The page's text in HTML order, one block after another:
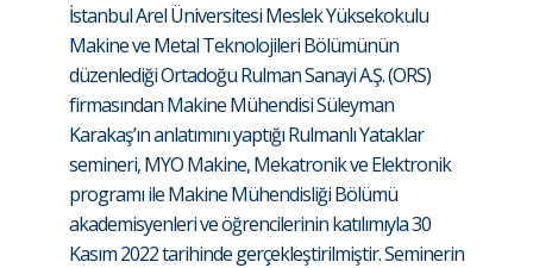
İstanbul Arel Üniversitesi Meslek Yüksekokulu
Makine ve Metal Teknolojileri Bölümünün
düzenlediği Ortadoğu Rulman Sanayi A.Ş. (ORS)
firmasından Makine Mühendisi Süleyman
Karakaş’ın anlatımını yaptığı Rulmanlı Yataklar
semineri, MYO Makine, Mekatronik ve Elektronik
programı ile Makine Mühendisliği Bölümü
akademisyenleri ve öğrencilerinin katılımıyla 30
Kasım 2022 tarihinde gerçekleştirilmiştir. Seminerin